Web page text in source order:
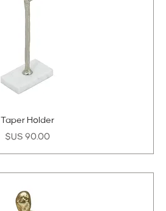
Taper Holder
السعر‏90.00 US$